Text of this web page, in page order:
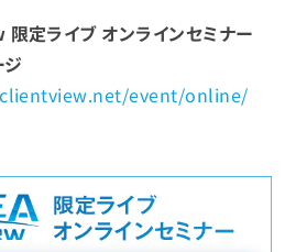
定ライブ オンラインセミナー
event/online/